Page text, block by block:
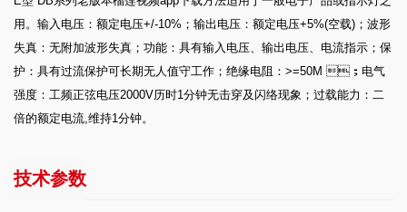
用。输入电压：额定电压+/-10%；输出电压：额定电压+5%(空载)；波形
失真：无附加波形失真；功能：具有输入电压、输出电压、电流指示；保
护：具有过流保护可长期无人值守工作；绝缘电阻：>=50M ；电气
强度：工频正弦电压2000V历时1分钟无击穿及闪络现象；过载能力：二
倍的额定电流,维持1分钟。
技术参数